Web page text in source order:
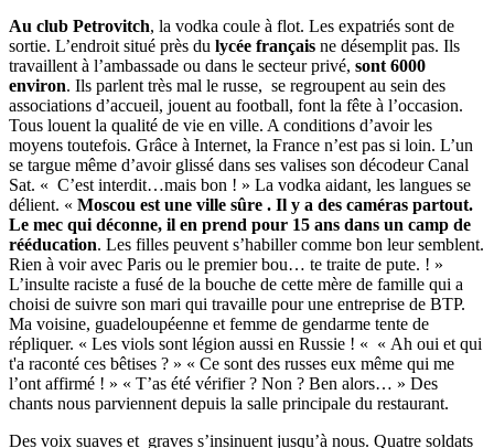
Au club Petrovitch, la vodka coule à flot. Les expatriés sont de
sortie. L’endroit situé près du lycée français ne désemplit pas. Ils
travaillent à l’ambassade ou dans le secteur privé, sont 6000
environ. Ils parlent très mal le russe, se regroupent au sein des
associations d’accueil, jouent au football, font la fête à l’occasion.
Tous louent la qualité de vie en ville. A conditions d’avoir les
moyens toutefois. Grâce à Internet, la France n’est pas si loin. L’un
se targue même d’avoir glissé dans ses valises son décodeur Canal
Sat. « C’est interdit…mais bon ! » La vodka aidant, les langues se
délient. « Moscou est une ville sûre . Il y a des caméras partout.
Le mec qui déconne, il en prend pour 15 ans dans un camp de
rééducation. Les filles peuvent s’habiller comme bon leur semblent.
Rien à voir avec Paris ou le premier bou… te traite de pute. ! »
L’insulte raciste a fusé de la bouche de cette mère de famille qui a
choisi de suivre son mari qui travaille pour une entreprise de BTP.
Ma voisine, guadeloupéenne et femme de gendarme tente de
répliquer. « Les viols sont légion aussi en Russie ! « « Ah oui et qui
t'a raconté ces bêtises ? » « Ce sont des russes eux même qui me
l’ont affirmé ! » « T’as été vérifier ? Non ? Ben alors… » Des
chants nous parviennent depuis la salle principale du restaurant.
Des voix suaves et graves s’insinuent jusqu’à nous. Quatre soldats